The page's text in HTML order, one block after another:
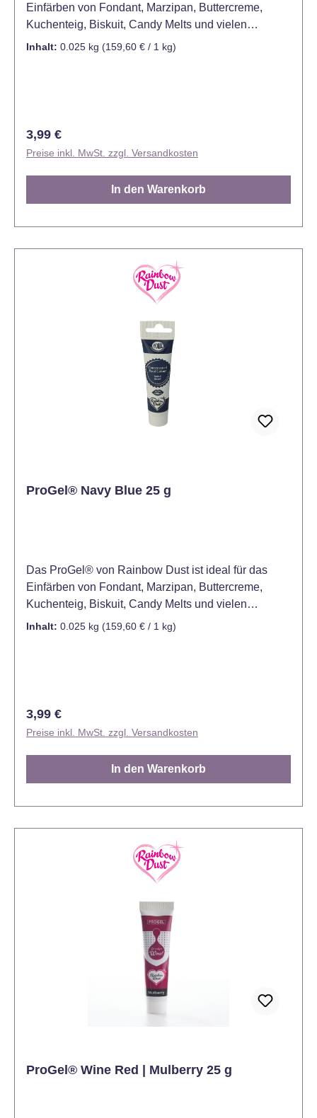
Einfärben von Fondant, Marzipan, Buttercreme,
Kuchenteig, Biskuit, Candy Melts und vielen
weiteren Produkten. Bereits eine kleine Menge
ist bereits in vielen verschiedenen Farben erhältlich.
Diese lassen sich auch hervorragend untereinander
mischen. Die empfohlene Menge beträgt max. 3
Gramm Farbe pro 1 kg Dekoration. Farbe: Schwarz
aufbewahren Anwendung: Entfernen Sie das
gewünschte Menge Gel ihrem Produkt zu. Kneten
Sie so lange, bis das gewünschte Ergebnis erreicht
Inhalt: 0.025 kg (159,60 € / 1 kg)
Regulärer Preis:
3,99 €
Preise inkl. MwSt. zzgl. Versandkosten
In den Warenkorb
ProGel® Navy Blue 25 g
Das ProGel® von Rainbow Dust ist ideal für das
Einfärben von Fondant, Marzipan, Buttercreme,
Kuchenteig, Biskuit, Candy Melts und vielen
weiteren Produkten. Bereits eine kleine Menge
ist bereits in vielen verschiedenen Farben erhältlich.
Diese lassen sich auch hervorragend untereinander
mischen. Die empfohlene Menge beträgt 3 Gramm
Farbe pro 1 kg Dekoration (max. Dosierung 4 g ) und
Marineblau, backfest Inhalt: 25 Gramm. Lager: Bei
Entfernen Sie das Alusiegel unter der Schraubkappe
und fügen Sie die gewünschte Menge Gel ihrem
Produkt zu. Kneten Sie so lange, bis das
Inhalt: 0.025 kg (159,60 € / 1 kg)
Regulärer Preis:
3,99 €
Preise inkl. MwSt. zzgl. Versandkosten
In den Warenkorb
ProGel® Wine Red | Mulberry 25 g